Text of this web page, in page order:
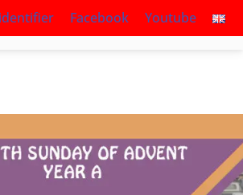
Facebook Youtube